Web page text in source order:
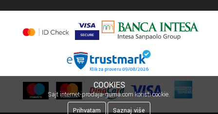
COOKIES
Sajt internet-prodaja-guma.com koristi cookie.
Prihvatam
Saznaj više